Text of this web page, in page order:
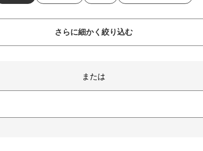
さらに細かく絞り込む
または